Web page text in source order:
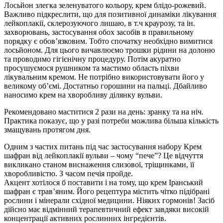
Лосьйон злегка зеленуватого кольору, крем блідо-рожевий.
Важливо підкреслити, що для позитивної динаміки лікування
лейкоплакії, склерозуючого лишаю, в т.ч краурозу, та ін.
захворювань, застосування обох засобів в правильному
порядку є обов’язковим. Тобто спочатку необхідно вимитися
лосьйоном. Для цього вичавлюємо трошки рідини на долоню
та проводимо гігієнічну процедуру. Потім акуратно
просушуємося рушником та мастимо область піхви
лікувальним кремом. Не потрібно використовувати його у
великому об’ємі. Достатньо горошини на пальці. Дбайливо
наносимо крем на хворобливу ділянку вульви.
Рекомендовано маститися 2 рази на день: зранку та на ніч.
Практика показує, що у разі потреби можлива більша кількість
змащувань протягом дня.
Одним з частих питань під час застосування набору Крем
шафран від лейкоплакії вульви – чому “пече”? Це відчуття
викликано станом виснаження слизової, тріщинками, її
хворобливістю. З часом печія пройде.
Акцент хотілося б поставити і на тому, що крем Іранський
шафран є трав’яним. Його рецептура містить чітко підібрані
рослини і мінерали східної медицини. Ніяких гормонів! Засіб
дійсно має відмінний терапевтичний ефект завдяки високій
концентрації активних рослинних інгредієнтів.